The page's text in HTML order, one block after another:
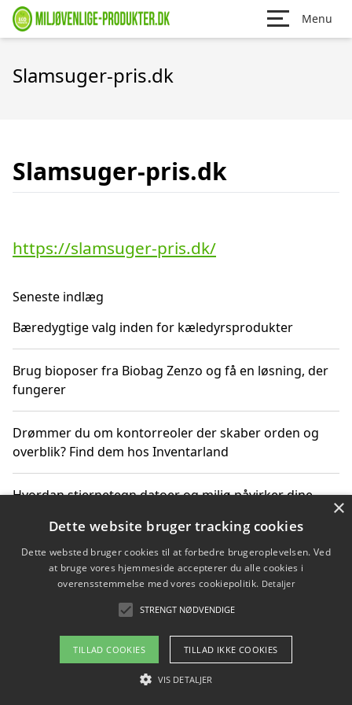
Menu
Slamsuger-pris.dk
Slamsuger-pris.dk
https://slamsuger-pris.dk/
Seneste indlæg
Bæredygtige valg inden for kæledyrsprodukter
Brug bioposer fra Biobag Zenzo og få en løsning, der
fungerer
Drømmer du om kontorreoler der skaber orden og
overblik? Find dem hos Inventarland
Hvordan stjernetegn datoer og miljø påvirker dine
Bæredygtige gadgets til en grønnere hverdag
Om / kontakt
Blog Betingelser
×
Dette website bruger tracking cookies
Dette websted bruger cookies til at forbedre brugeroplevelsen. Ved
at bruge vores hjemmeside accepterer du alle cookies i
overensstemmelse med vores cookiepolitik. Detaljer
STRENGT NØDVENDIGE
TILLAD COOKIES TILLAD IKKE COOKIES
VIS DETALJER